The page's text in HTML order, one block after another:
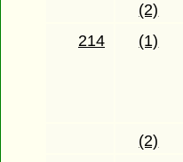
(2)
214
(1)
(2)